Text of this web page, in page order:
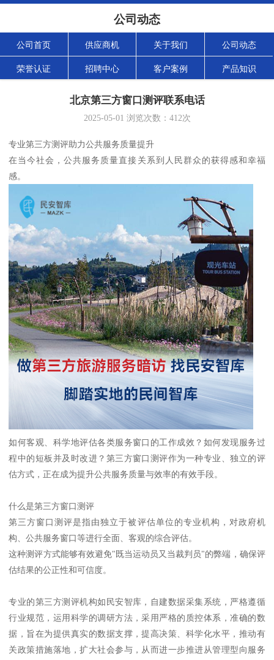
公司动态
公司首页 供应商机 关于我们 公司动态
荣誉认证 招聘中心 客户案例 产品知识
北京第三方窗口测评联系电话
2025-05-01 浏览次数： 412次
专业第三方测评助力公共服务质量提升
在当今社会，公共服务质量直接关系到人民群众的获得感和幸福
感。
如何客观、科学地评估各类服务窗口的工作成效？如何发现服务过
程中的短板并及时改进？第三方窗口测评作为一种专业、独立的评
估方式，正在成为提升公共服务质量与效率的有效手段。
什么是第三方窗口测评
第三方窗口测评是指由独立于被评估单位的专业机构，对政府机
构、公共服务窗口等进行全面、客观的综合评估。
这种测评方式能够有效避免"既当运动员又当裁判员"的弊端，确保评
估结果的公正性和可信度。
专业的第三方测评机构如民安智库，自建数据采集系统，严格遵循
行业规范，运用科学的调研方法，采用严格的质控体系，准确的数
据，旨在为提供真实的数据支撑，提高决策、科学化水平，推动有
关政策措施落地，扩大社会参与，从而进一步推进从管理型向服务